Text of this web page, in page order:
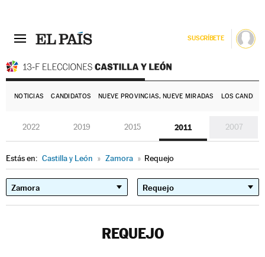
SUSCRÍBETE
NOTICIAS CANDIDATOS NUEVE PROVINCIAS, NUEVE MIRADAS LOS
2022 2019 2015 2011 2007
Estás en: Castilla y León » Zamora » Requejo
REQUEJO